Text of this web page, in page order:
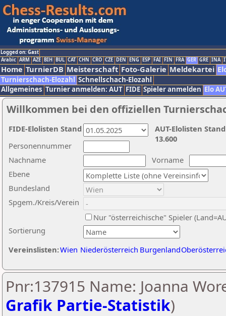
Logged on: Gast
Arabic ARM AZE BIH BUL CAT CHN CRO CZE DEN ENG ESP FAI FIN FRA GER GRE INA
Home TurnierDB Meisterschaft Foto-Galerie Meldekartei
Turnierschach-Elozahl Schnellschach-Elozahl
Allgemeines Turnier anmelden: AUT FIDE Spieler anmelden Elo
Willkommen bei den offiziellen
Nachname
Vorname
Ebene
Sortierung
Personennummer
Bundesland
Spgem./Kreis/Verein
Nur "österreichische" Spieler
Vereinslisten:Wien Niederösterreich Burgenland
AUT-Elolisten
13.600
FIDE-Elolisten Stand
Pnr:137915 Name: Joanna
Grafik Partie-Statistik)